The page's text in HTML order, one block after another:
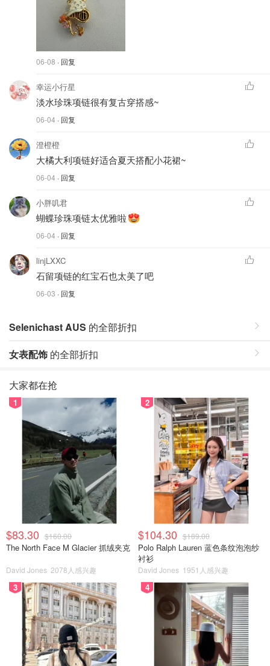
06-08 · 回复
幸运小行星
淡水珍珠项链很有复古穿搭感~
06-04 · 回复
澄橙橙
大橘大利项链好适合夏天搭配小花裙~
06-04 · 回复
小胖叽君
蝴蝶珍珠项链太优雅啦
06-04 · 回复
linjLXXC
石留项链的红宝石也太美了吧
06-03 · 回复
Selenichast AUS 的全部折扣
女表配饰 的全部折扣
大家都在抢
1
$83.30 $160.00
The North Face M Glacier 抓绒夹克
David Jones 2078人感兴趣
2
$104.30 $189.00
Polo Ralph Lauren 蓝色条纹泡泡纱
衬衫
David Jones 1951人感兴趣
3 4